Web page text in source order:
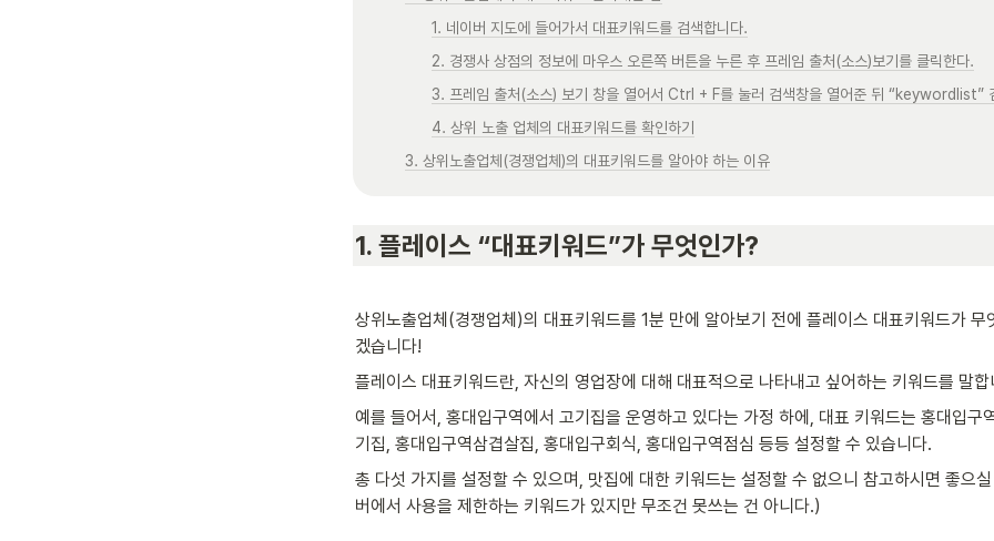
1. 네이버 지도에 들어가서 대표키워드를 검색합니다.
2. 경쟁사 상점의 정보에 마우스 오른쪽 버튼을 누른 후 프레임 출처(소스)보기를 클릭한다.
3. 프레임 출처(소스) 보기 창을 열어서 Ctrl + F를 눌러 검색창을 열어준 뒤 “keywordlist”
4. 상위 노출 업체의 대표키워드를 확인하기
3. 상위노출업체(경쟁업체)의 대표키워드를 알아야 하는 이유
1. 플레이스 “대표키워드”가 무엇인가?
상위노출업체(경쟁업체)의 대표키워드를 1분 만에 알아보기 전에 플레이스 대표키워드가 무
겠습니다!
플레이스 대표키워드란, 자신의 영업장에 대해 대표적으로 나타내고 싶어하는 키워드를 말합
예를 들어서, 홍대입구역에서 고기집을 운영하고 있다는 가정 하에, 대표 키워드는 홍대입구
기집, 홍대입구역삼겹살집, 홍대입구회식, 홍대입구역점심 등등 설정할 수 있습니다.
총 다섯 가지를 설정할 수 있으며, 맛집에 대한 키워드는 설정할 수 없으니 참고하시면 좋으실
버에서 사용을 제한하는 키워드가 있지만 무조건 못쓰는 건 아니다.)